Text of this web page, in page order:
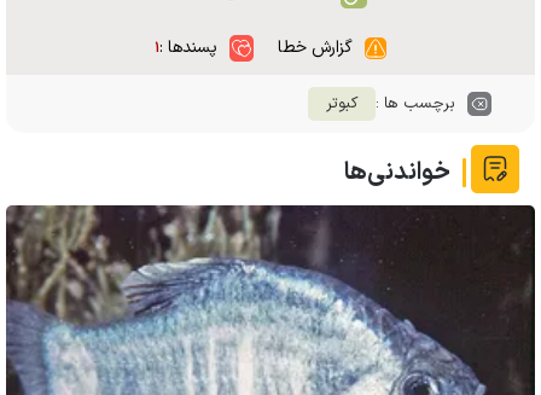
گزارش خطا پسندها :۱
برچسب ها : کبوتر
خواندنی‌ها